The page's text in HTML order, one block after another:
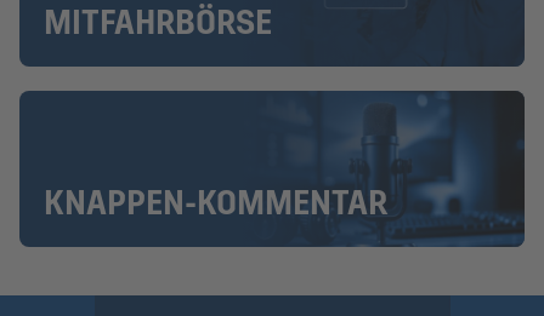
MITFAHRBÖRSE
KNAPPEN-KOMMENTAR